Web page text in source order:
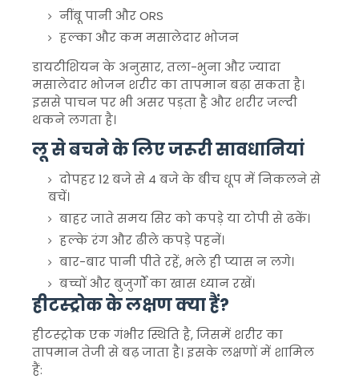
नींबू पानी और ORS
हल्का और कम मसालेदार भोजन
डायटीशियन के अनुसार, तला-भुना और ज्यादा
मसालेदार भोजन शरीर का तापमान बढ़ा सकता है।
इससे पाचन पर भी असर पड़ता है और शरीर जल्दी
थकने लगता है।
लू से बचने के लिए जरूरी सावधानियां
दोपहर 12 बजे से 4 बजे के बीच धूप में निकलने से
बचें।
बाहर जाते समय सिर को कपड़े या टोपी से ढकें।
हल्के रंग और ढीले कपड़े पहनें।
बार-बार पानी पीते रहें, भले ही प्यास न लगे।
बच्चों और बुजुर्गों का खास ध्यान रखें।
हीटस्ट्रोक के लक्षण क्या हैं?
हीटस्ट्रोक एक गंभीर स्थिति है, जिसमें शरीर का
तापमान तेजी से बढ़ जाता है। इसके लक्षणों में शामिल
हैं: